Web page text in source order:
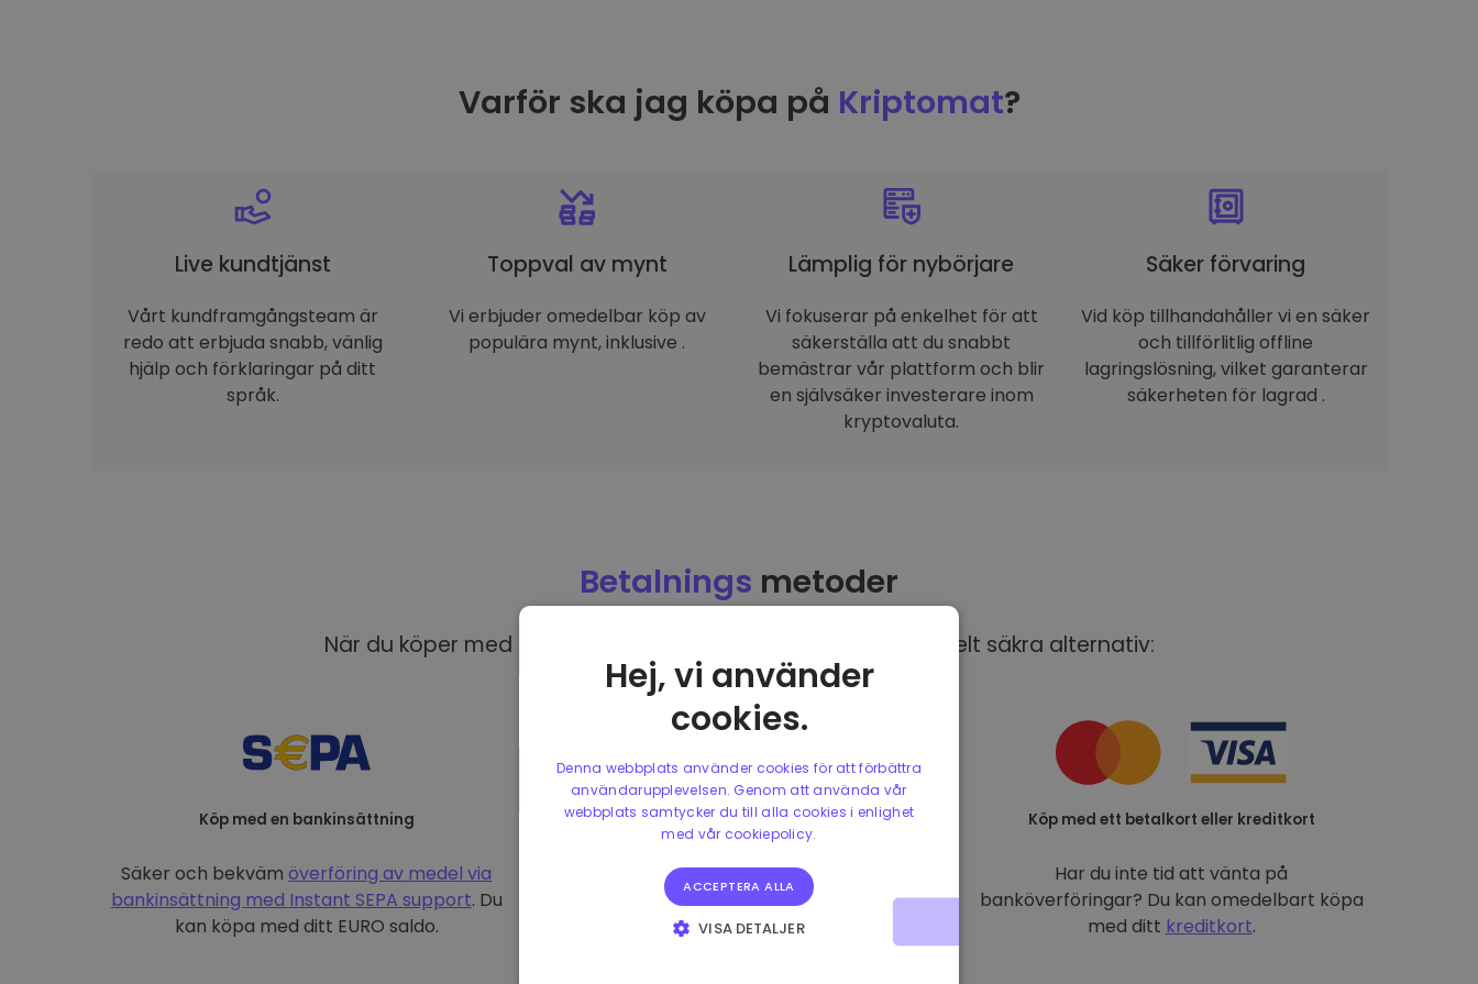
Varför ska jag köpa på Kriptomat?
Live kundtjänst
Vårt kundframgångsteam är
redo att erbjuda snabb, vänlig
hjälp och förklaringar på ditt
språk.
Toppval av mynt
Vi erbjuder omedelbar köp av
populära mynt, inklusive .
Lämplig för nybörjare
Vi fokuserar på enkelhet för att
säkerställa att du snabbt
bemästrar vår plattform och blir
en självsäker investerare inom
kryptovaluta.
Säker förvaring
Vid köp tillhandahåller vi en säker
och tillförlitlig offline
lagringslösning, vilket garanterar
säkerheten för lagrad .
Betalnings metoder
När du köper med EUR på Kriptomat har du tillgång till olika helt säkra alternativ:
Köp med en bankinsättning
Säker och bekvämöverföring av medel via
bankinsättning med Instant SEPA support. Du
kan köpa med ditt EURO saldo.
Köp med ett betalkort eller kreditkort
Har du inte tid att vänta på
banköverföringar? Du kan omedelbart köpa
med ditt kreditkort.
Hej, vi använder
cookies.
Denna webbplats använder cookies för att förbättra
användarupplevelsen. Genom att använda vår
webbplats samtycker du till alla cookies i enlighet
med vår cookiepolicy.
ACCEPTERA ALLA
VISA DETALJER